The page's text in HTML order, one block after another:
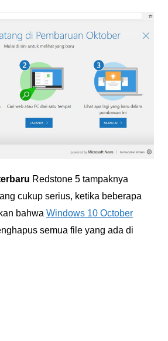
Redstone 5 tampaknya
cukup serius, ketika beberapa
bahwa Windows 10 October
semua file yang ada di